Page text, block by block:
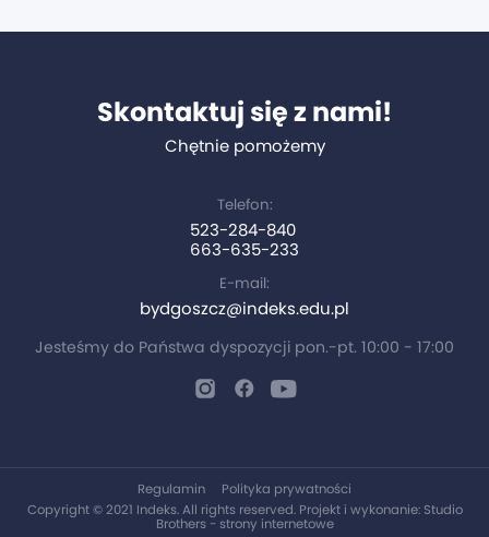
Skontaktuj się z nami!
Chętnie pomożemy
Telefon:
523-284-840
663-635-233
E-mail:
bydgoszcz@indeks.edu.pl
Jesteśmy do Państwa dyspozycji pon.-pt. 10:00 - 17:00
Regulamin
Polityka prywatności
Copyright © 2021 Indeks. All rights reserved. Projekt i wykonanie: Studio
Brothers - strony internetowe